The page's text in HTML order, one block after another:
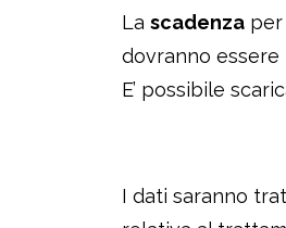
La scadenza per
dovranno essere
E’ possibile
I dati saranno